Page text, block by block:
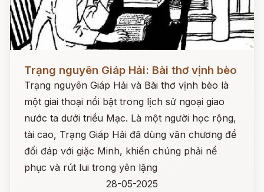
Trạng nguyên Giáp Hải: Bài thơ vịnh bèo
Trạng nguyên Giáp Hải và Bài thơ vịnh bèo là
một giai thoại nổi bật trong lịch sử ngoại giao
nước ta dưới triều Mạc. Là một người học rộng,
tài cao, Trạng Giáp Hải đã dùng văn chương để
đối đáp với giặc Minh, khiến chúng phải nể
phục và rút lui trong yên lặng
28-05-2025